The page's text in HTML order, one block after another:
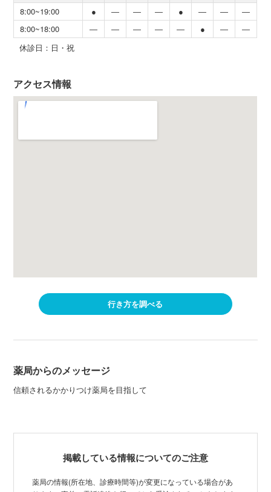
8:00~19:00
● ― ― ― ● ― ―
―
8:00~18:00
― ― ― ― ― ● ―
―
休診日：日・祝
アクセス情報
行き方を調べる
薬局からのメッセージ
信頼されるかかりつけ薬局を目指して
掲載している情報についてのご注意
薬局の情報(所在地、診療時間等)が変更になっている場合があ